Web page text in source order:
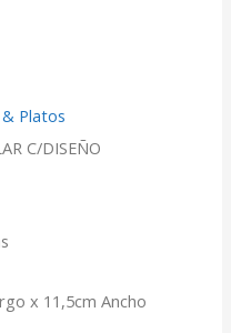
Platos
C/DISEÑO
x 11,5cm Ancho